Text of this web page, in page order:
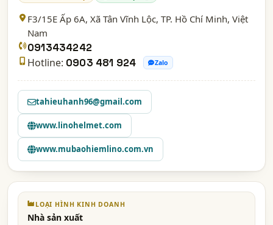
F3/15E Ấp 6A, Xã Tân Vĩnh Lộc, TP. Hồ Chí Minh, Việt
Nam
0913434242
Hotline: 0903 481 924 Zalo
tahieuhanh96@gmail.com
www.linohelmet.com
www.mubaohiemlino.com.vn
LOẠI HÌNH KINH DOANH
Nhà sản xuất